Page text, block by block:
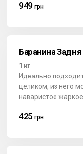
949 грн
Баранина Задня
1 кг
Идеально
целиком, из него
наваристое жаркое.
425 грн